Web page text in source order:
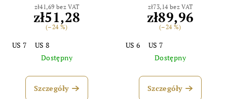
zł41,69 bez VAT
zł51,28
(–24 %)
US 7
US 8
Dostępny
Szczegóły
zł73,14 bez VAT
zł89,96
(–24 %)
US 6
US 7
Dostępny
Szczegóły